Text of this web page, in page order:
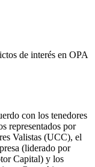
de interés en OPA
con los tenedores
representados por
Valistas (UCC), el
(liderado por
Capital) y los